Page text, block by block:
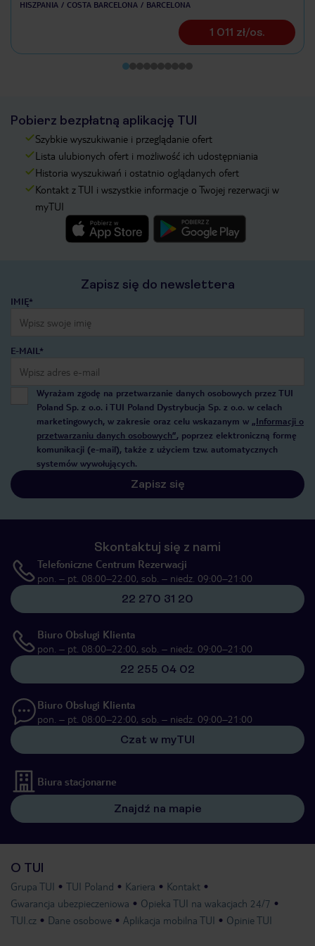
HISZPANIA COSTA BARCELONA BARCELONA
1 011 zł/os.
Pobierz bezpłatną aplikację TUI
Szybkie wyszukiwanie i przeglądanie ofert
Lista ulubionych ofert i możliwość ich udostępniania
Historia wyszukiwań i ostatnio oglądanych ofert
Kontakt z TUI i wszystkie informacje o Twojej rezerwacji w
myTUI
Zapisz się do newslettera
IMIĘ*
E-MAIL*
Wyrażam zgodę na przetwarzanie danych osobowych przez TUI
Poland Sp. z o.o. i TUI Poland Dystrybucja Sp. z o.o. w celach
marketingowych, w zakresie oraz celu wskazanym w „Informacji o
przetwarzaniu danych osobowych”, poprzez elektroniczną formę
komunikacji (e-mail), także z użyciem tzw. automatycznych
systemów wywołujących.
Zapisz się
Skontaktuj się z nami
Telefoniczne Centrum Rezerwacji
pon. – pt. 08:00–22:00, sob. – niedz. 09:00–21:00
22 270 31 20
Biuro Obsługi Klienta
pon. – pt. 08:00–22:00, sob. – niedz. 09:00–21:00
22 255 04 02
Biuro Obsługi Klienta
pon. – pt. 08:00–22:00, sob. – niedz. 09:00–21:00
Czat w myTUI
Biura stacjonarne
Znajdź na mapie
O TUI
Grupa TUI TUI Poland Kariera
Kontakt
Gwarancja ubezpieczeniowa
Opieka TUI na wakacjach 24/7
TUI.cz
Dane osobowe Aplikacja mobilna TUI Opinie TUI